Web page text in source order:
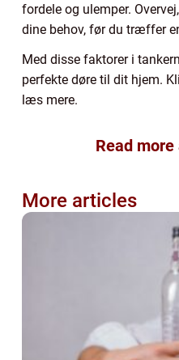
fordele og ulemper.
dine behov, før du træffer
Med disse faktorer i
perfekte døre til dit hjem.
læs mere.
Read
More articles